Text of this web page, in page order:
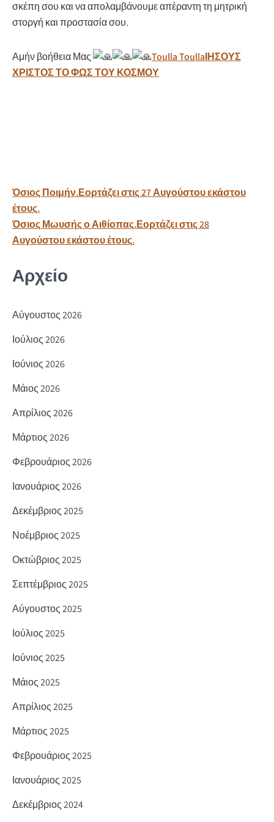
σκέπη σου και να απολαμβάνουμε απέραντη τη μητρική
στοργή και προστασία σου.
Αμήν βοήθεια Μας Toulla ToullaΙΗΣΟΥΣ
ΧΡΙΣΤΟΣ ΤΟ ΦΩΣ ΤΟΥ ΚΟΣΜΟΥ
Πλοήγηση
άρθρων
Όσιος Ποιμήν.Εορτάζει στις 27 Αυγούστου εκάστου
έτους.
Όσιος Μωυσής ο Αιθίοπας.Εορτάζει στις 28
Αυγούστου εκάστου έτους.
Αρχείο
Αύγουστος 2026
Ιούλιος 2026
Ιούνιος 2026
Μάιος 2026
Απρίλιος 2026
Μάρτιος 2026
Φεβρουάριος 2026
Ιανουάριος 2026
Δεκέμβριος 2025
Νοέμβριος 2025
Οκτώβριος 2025
Σεπτέμβριος 2025
Αύγουστος 2025
Ιούλιος 2025
Ιούνιος 2025
Μάιος 2025
Απρίλιος 2025
Μάρτιος 2025
Φεβρουάριος 2025
Ιανουάριος 2025
Δεκέμβριος 2024